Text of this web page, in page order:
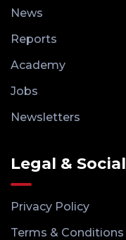
News
Reports
Academy
Jobs
Newsletters
Legal & Social
Privacy Policy
Terms & Conditions